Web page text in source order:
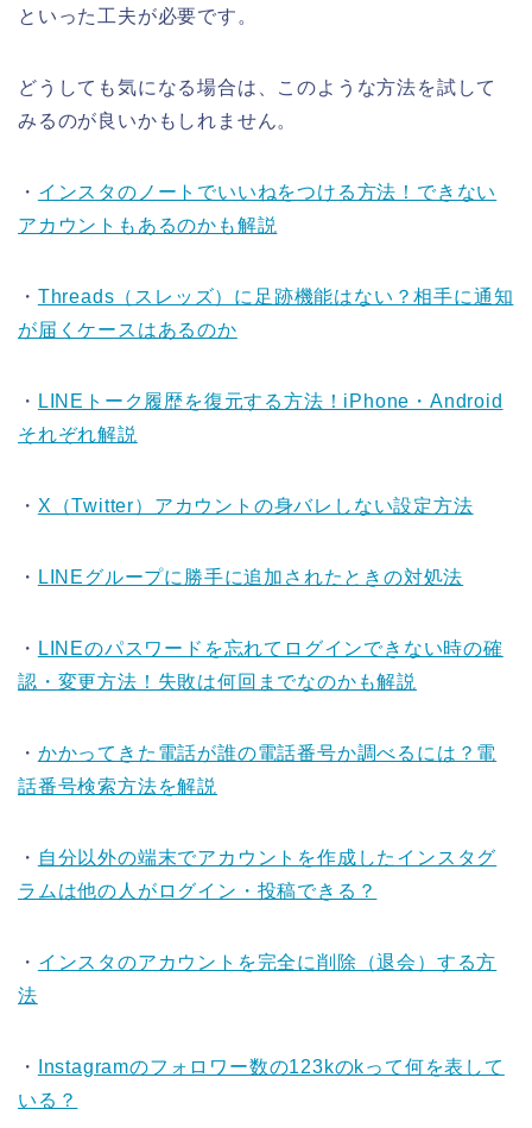
といった工夫が必要です。
どうしても気になる場合は、このような方法を試して
みるのが良いかもしれません。
・ インスタのノートでいいねをつける方法！できない
アカウントもあるのかも解説
・ Threads（スレッズ）に足跡機能はない？相手に通知
が届くケースはあるのか
・ LINEトーク履歴を復元する方法！iPhone・Android
それぞれ解説
・ X（Twitter）アカウントの身バレしない設定方法
・ LINEグループに勝手に追加されたときの対処法
・ LINEのパスワードを忘れてログインできない時の確
認・変更方法！失敗は何回までなのかも解説
・ かかってきた電話が誰の電話番号か調べるには？電
話番号検索方法を解説
・ 自分以外の端末でアカウントを作成したインスタグ
ラムは他の人がログイン・投稿できる？
・ インスタのアカウントを完全に削除（退会）する方
法
・
Instagramのフォロワー数の123kのkって何を表して
いる？